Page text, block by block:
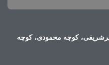
کوچه محمودی، کوچه